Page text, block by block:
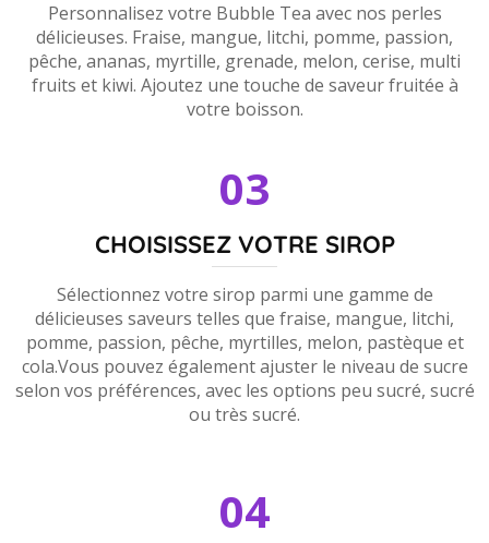
Personnalisez votre Bubble Tea avec nos perles
délicieuses. Fraise, mangue, litchi, pomme, passion,
pêche, ananas, myrtille, grenade, melon, cerise, multi
fruits et kiwi. Ajoutez une touche de saveur fruitée à
votre boisson.
03
CHOISISSEZ VOTRE SIROP
Sélectionnez votre sirop parmi une gamme de
délicieuses saveurs telles que fraise, mangue, litchi,
pomme, passion, pêche, myrtilles, melon, pastèque et
cola.Vous pouvez également ajuster le niveau de sucre
selon vos préférences, avec les options peu sucré, sucré
ou très sucré.
04